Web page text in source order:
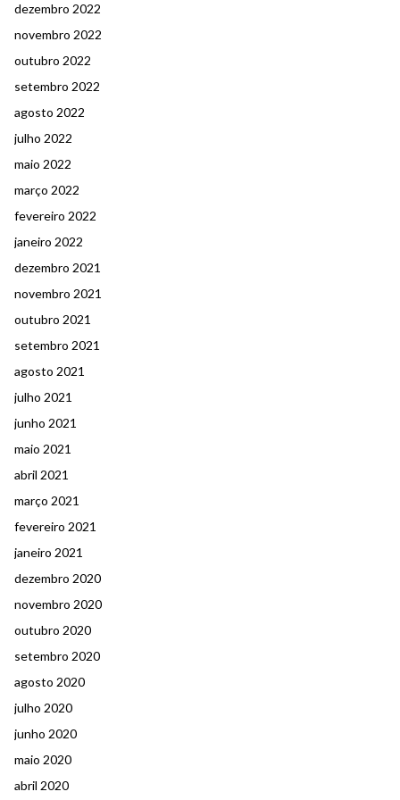
dezembro 2022
novembro 2022
outubro 2022
setembro 2022
agosto 2022
julho 2022
maio 2022
março 2022
fevereiro 2022
janeiro 2022
dezembro 2021
novembro 2021
outubro 2021
setembro 2021
agosto 2021
julho 2021
junho 2021
maio 2021
abril 2021
março 2021
fevereiro 2021
janeiro 2021
dezembro 2020
novembro 2020
outubro 2020
setembro 2020
agosto 2020
julho 2020
junho 2020
maio 2020
abril 2020